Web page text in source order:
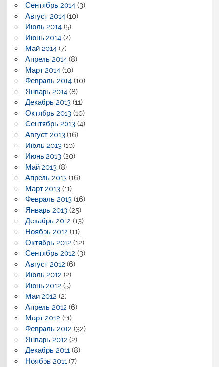
Сентябрь 2014(3)
Август 2014(10)
Июль 2014(5)
Июнь 2014(2)
Май 2014(7)
Апрель 2014(8)
Март 2014(10)
Февраль 2014(10)
Январь 2014(8)
Декабрь 2013(11)
Октябрь 2013(10)
Сентябрь 2013(4)
Август 2013(16)
Июль 2013(10)
Июнь 2013(20)
Май 2013(8)
Апрель 2013(16)
Март 2013(11)
Февраль 2013(16)
Январь 2013(25)
Декабрь 2012 (13)
Ноябрь 2012 (11)
Октябрь 2012 (12)
Сентябрь 2012 (3)
Август 2012 (6)
Июль 2012 (2)
Июнь 2012 (5)
Май 2012 (2)
Апрель 2012 (6)
Март 2012 (11)
Февраль 2012 (32)
Январь 2012 (2)
Декабрь 2011(8)
Ноябрь 2011(7)